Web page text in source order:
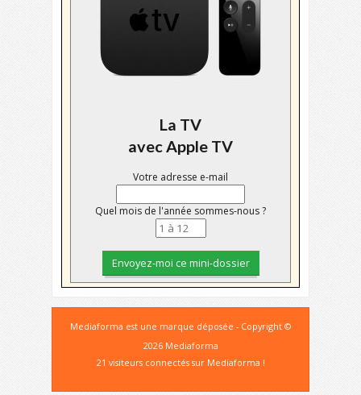
La TV
avec Apple TV
Votre adresse e-mail
Quel mois de l'année sommes-nous ?
Mediaforma est une marque déposée - Copyright ©
2026 Mediaforma
21 visiteurs connectés sur Mediaforma !